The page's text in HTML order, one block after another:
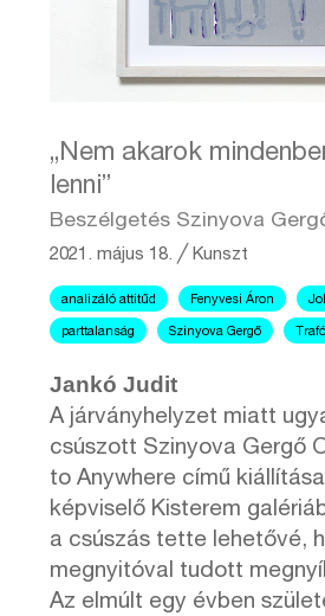
„Nem akarok
lenni”
Beszélgetés Szinyova
2021. május 18. ╱Kunszt
analizáló attitűd Fenyvesi Áron
parttalanság Szinyova Gergő Trafó
Jankó Judit
A járványhelyzet miatt
csúszott Szinyova Gergő
to Anywhere című
képviselő Kisterem
a csúszás tette lehetővé,
megnyitóval tudott
Az elmúlt egy évben